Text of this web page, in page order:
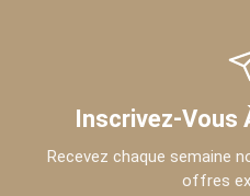
Inscrivez-Vous
Recevez chaque semaine
offres